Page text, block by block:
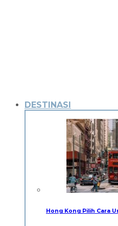
DESTINASI
Hong Kong Pilih Cara